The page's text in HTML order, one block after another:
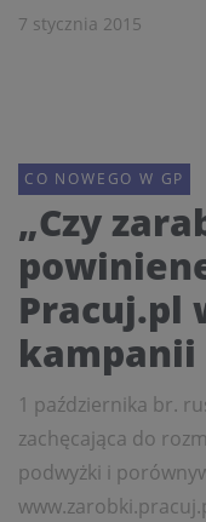
7 stycznia 2015
CO NOWEGO W GP
„Czy
Pracuj.pl
1 października br.
zachęcająca do
podwyżki i